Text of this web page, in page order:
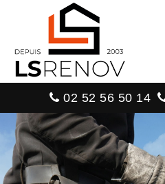
02 52 56 50 14